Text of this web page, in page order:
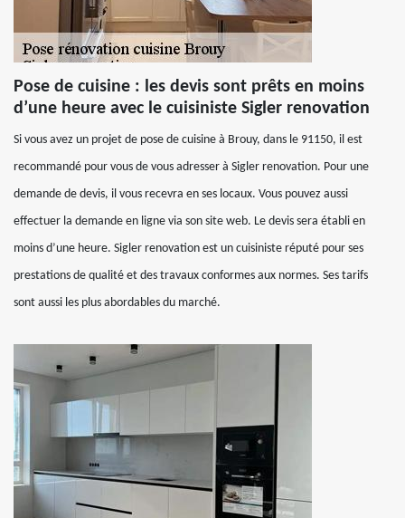
Pose de cuisine : les devis sont prêts en moins
d’une heure avec le cuisiniste Sigler renovation
Si vous avez un projet de pose de cuisine à Brouy, dans le 91150, il est
recommandé pour vous de vous adresser à Sigler renovation. Pour une
demande de devis, il vous recevra en ses locaux. Vous pouvez aussi
effectuer la demande en ligne via son site web. Le devis sera établi en
moins d’une heure. Sigler renovation est un cuisiniste réputé pour ses
prestations de qualité et des travaux conformes aux normes. Ses tarifs
sont aussi les plus abordables du marché.